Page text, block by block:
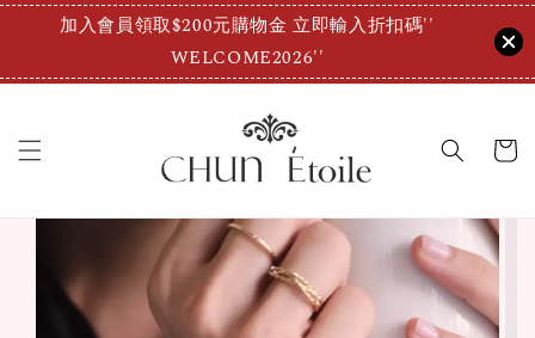
加入會員領取$200元購物金 立即輸入折扣碼''
WELCOME2026''